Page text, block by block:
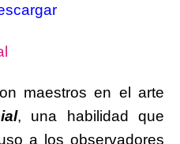
maestros en el arte
, una habilidad que
a los observadores